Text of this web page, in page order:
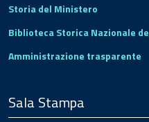
Storia del Ministero
Biblioteca Storica Nazionale
Amministrazione trasparente
Sala Stampa